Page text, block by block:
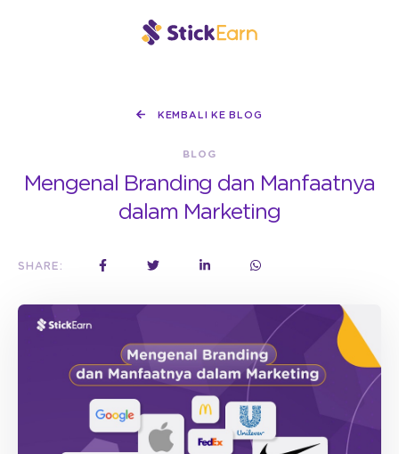
KEMBALI KE BLOG
BLOG
Mengenal Branding dan Manfaatnya
dalam Marketing
SHARE: